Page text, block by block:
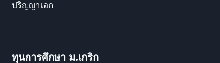
ปริญญาเอก
ทุนการศึกษา ม.เกริก